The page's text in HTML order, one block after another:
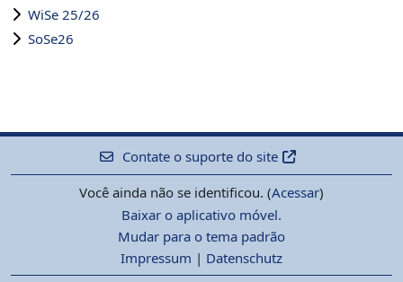
WiSe 25/26
SoSe26
Contate o suporte do site
Você ainda não se identificou. (Acessar)
Baixar o aplicativo móvel.
Mudar para o tema padrão
Impressum | Datenschutz